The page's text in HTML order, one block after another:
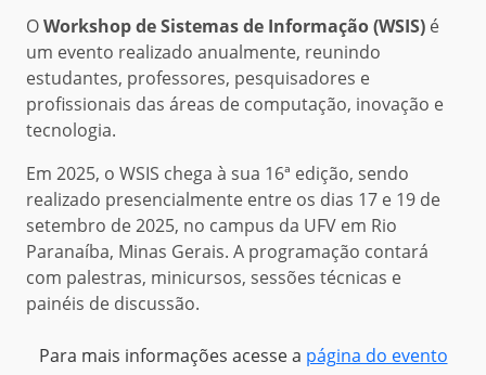
OWorkshop de Sistemas de Informação (WSIS) é
um evento realizado anualmente, reunindo
estudantes, professores, pesquisadores e
profissionais das áreas de computação, inovação e
tecnologia.
Em 2025, o WSIS chega à sua 16ª edição, sendo
realizado presencialmente entre os dias 17 e 19 de
setembro de 2025, no campus da UFV em Rio
Paranaíba, Minas Gerais. A programação contará
com palestras, minicursos, sessões técnicas e
painéis de discussão.
Para mais informações acesse a página do evento